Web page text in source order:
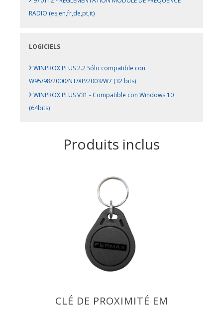
RADIO (es,en,fr,de,pt,it)
LOGICIELS
› WINPROX PLUS 2.2 Sólo compatible con
W95/98/2000/NT/XP/2003/W7 (32 bits)
› WINPROX PLUS V31 - Compatible con Windows 10
(64bits)
Produits inclus
CLÉ DE PROXIMITÉ EM